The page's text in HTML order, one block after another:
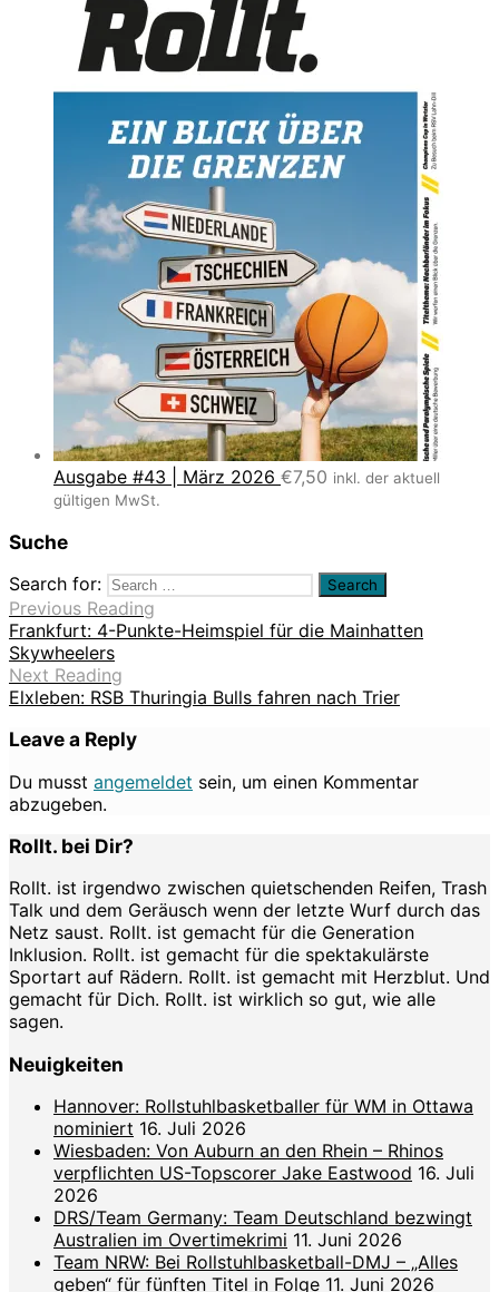
Ausgabe #43 | März 2026 €7,50 inkl. der aktuell
gültigen MwSt.
Suche
Search for:
Previous Reading
Frankfurt: 4-Punkte-Heimspiel für die Mainhatten
Skywheelers
Next Reading
Leave a Reply
Du musst angemeldet sein, um einen Kommentar
abzugeben.
Rollt. bei Dir?
Rollt. ist irgendwo zwischen quietschenden Reifen, Trash
Talk und dem Geräusch wenn der letzte Wurf durch das
Netz saust. Rollt. ist gemacht für die Generation
Inklusion. Rollt. ist gemacht für die spektakulärste
Sportart auf Rädern. Rollt. ist gemacht mit Herzblut. Und
gemacht für Dich. Rollt. ist wirklich so gut, wie alle
sagen.
Neuigkeiten
Hannover: Rollstuhlbasketballer für WM in Ottawa
nominiert 16. Juli 2026
Wiesbaden: Von Auburn an den Rhein – Rhinos
verpflichten US-Topscorer Jake Eastwood 16. Juli
2026
DRS/Team Germany: Team Deutschland bezwingt
Australien im Overtimekrimi 11. Juni 2026
Team NRW: Bei Rollstuhlbasketball-DMJ – „Alles
geben“ für fünften Titel in Folge 11. Juni 2026